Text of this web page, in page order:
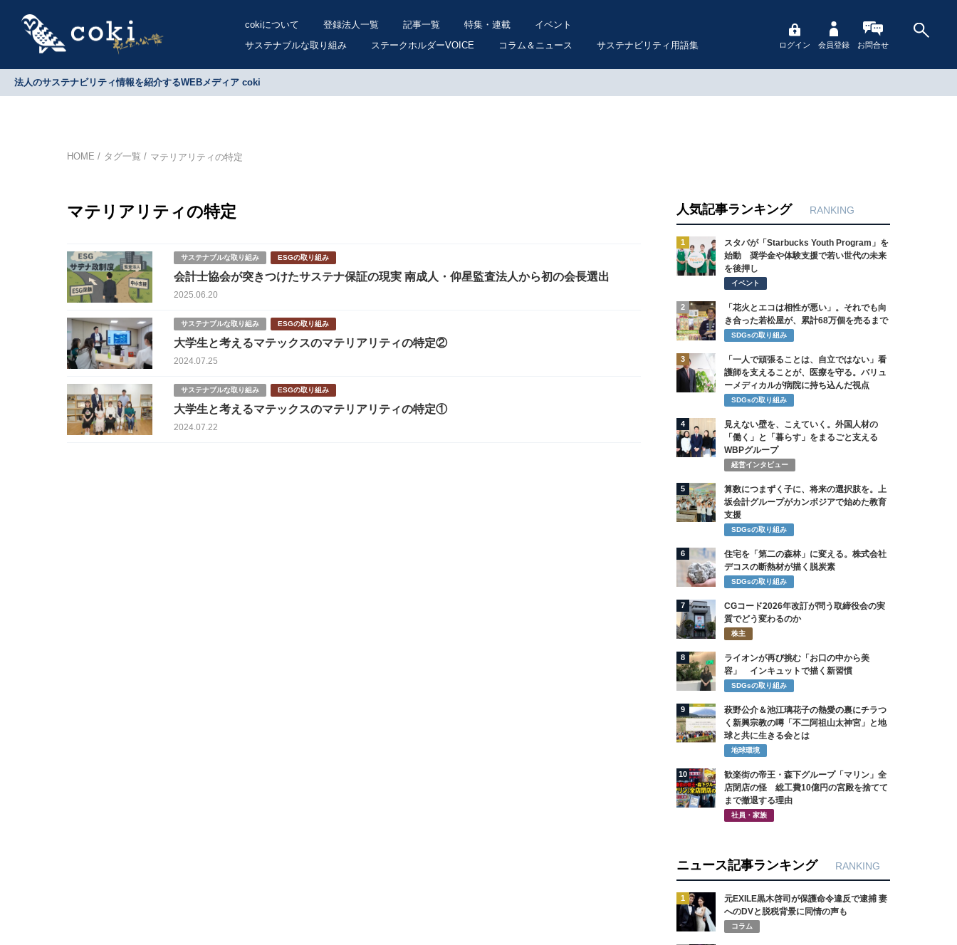
cokiについて 登録法人一覧 記事一覧 特集・連載
イベント
サステナブルな取り組み
ステークホルダーVOICE コラム＆ニュース サステナビリティ用語集 ログイン 会員登録 お問合せ
法人のサステナビリティ情報を紹介するWEBメディア coki
HOME タグ一覧 マテリアリティの特定
マテリアリティの特定
サステナブルな取り組み ESGの取り組み
会計士協会が突きつけたサステナ保証の現実 南成人・仰星監査法人から初の会長選出
2025.06.20
サステナブルな取り組み ESGの取り組み
大学生と考えるマテックスのマテリアリティの特定②
2024.07.25
サステナブルな取り組み ESGの取り組み
大学生と考えるマテックスのマテリアリティの特定①
2024.07.22
人気記事ランキング RANKING
1
スタバが「Starbucks Youth Program」を
始動 奨学金や体験支援で若い世代の未来
を後押し
イベント
2
「花火とエコは相性が悪い」。それでも向
き合った若松屋が、累計68万個を売るまで
SDGsの取り組み
3
「一人で頑張ることは、自立ではない」看
護師を支えることが、医療を守る。バリュ
ーメディカルが病院に持ち込んだ視点
SDGsの取り組み
4
見えない壁を、こえていく。外国人材の
「働く」と「暮らす」をまるごと支える
WBPグループ
経営インタビュー
5
算数につまずく子に、将来の選択肢を。上
坂会計グループがカンボジアで始めた教育
支援
SDGsの取り組み
6
住宅を「第二の森林」に変える。株式会社
デコスの断熱材が描く脱炭素
SDGsの取り組み
7
CGコード2026年改訂が問う取締役会の実
質でどう変わるのか
株主
8
ライオンが再び挑む「お口の中から美
容」 インキュットで描く新習慣
SDGsの取り組み
9
萩野公介＆池江璃花子の熱愛の裏にチラつ
く新興宗教の噂「不二阿祖山太神宮」と地
球と共に生きる会とは
地球環境
10
歓楽街の帝王・森下グループ「マリン」全
店閉店の怪 総工費10億円の宮殿を捨てて
まで撤退する理由
社員・家族
ニュース記事ランキング RANKING
1
元EXILE黒木啓司が保護命令違反で逮捕 妻
へのDVと脱税背景に同情の声も
コラム